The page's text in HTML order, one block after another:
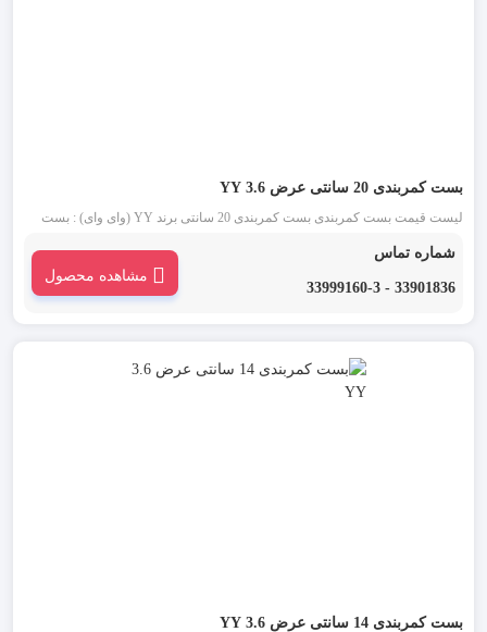
بست کمربندی 20 سانتی عرض 3.6 YY
لیست قیمت بست کمربندی بست کمربندی 20 سانتی برند YY (وای وای) : بست
بازار است. این دسته از بست کمربندی در دو رنگ بست کمربندی سفید یا بی رنگ و
شماره تماس
33901836 - 33999160-3
مشاهده محصول
بست کمربندی 14 سانتی عرض 3.6 YY